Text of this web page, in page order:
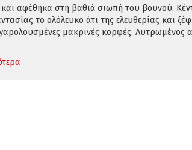
και αφέθηκα στη βαθιά σιωπή του βουνού.
το ολόλευκο άτι της ελευθερίας και
μακρινές κορφές. Λυτρωμένος